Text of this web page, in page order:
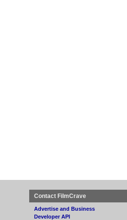
Contact FilmCrave
Advertise and Business
Developer API